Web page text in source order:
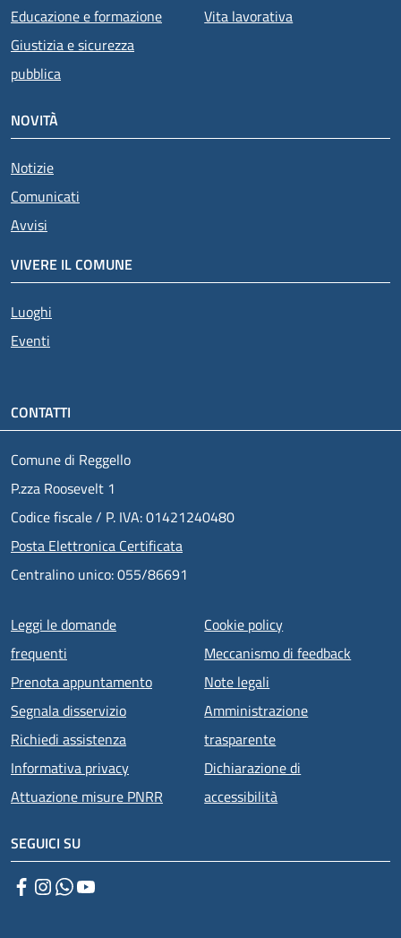
Educazione e formazione
Giustizia e sicurezza
pubblica
Vita lavorativa
NOVITÀ
Notizie
Comunicati
Avvisi
VIVERE IL COMUNE
Luoghi
Eventi
CONTATTI
Comune di Reggello
P.zza Roosevelt 1
Codice fiscale / P. IVA: 01421240480
Posta Elettronica Certificata
Centralino unico: 055/86691
Menu piè di pagina
Leggi le domande
frequenti
Prenota appuntamento
Segnala disservizio
Richiedi assistenza
Informativa privacy
Attuazione misure PNRR
Cookie policy
Meccanismo di feedback
Note legali
Amministrazione
trasparente
Dichiarazione di
accessibilità
SEGUICI SU
Facebook
Instagram
WhatsApp